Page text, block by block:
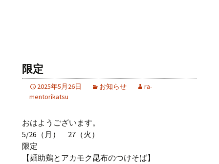
限定
2025年5月26日 お知らせ
ra-
mentorikatsu
おはようございます。
5/26（月） 27（火）
限定
【麺助鶏とアカモク昆布のつけそば】